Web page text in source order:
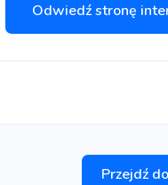
Odwiedź stronę
Przejdź